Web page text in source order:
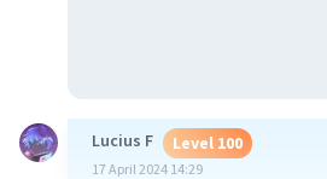
Lucius F Level 100
17 April 2024 14:29